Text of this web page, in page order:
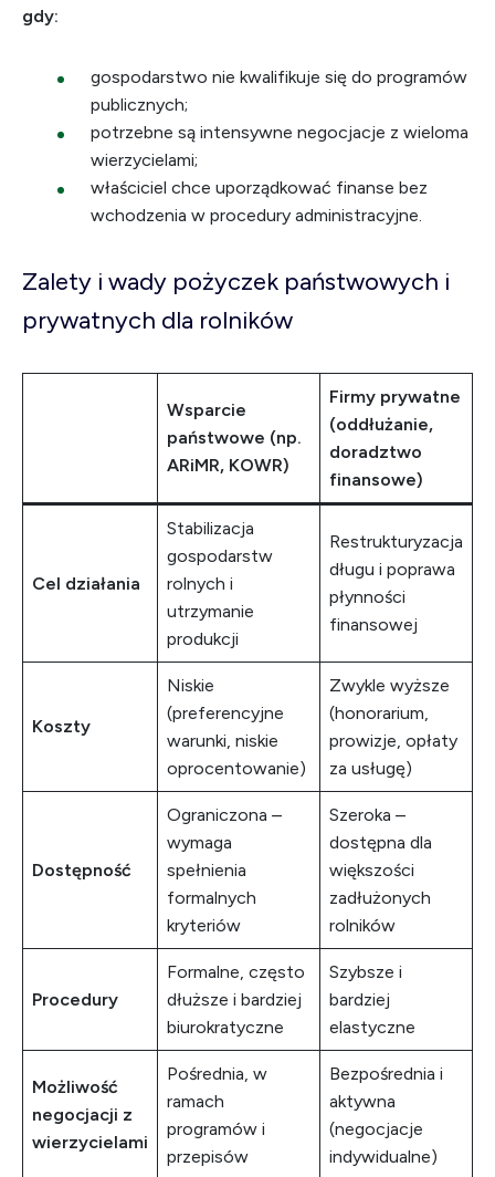
gdy:
gospodarstwo nie kwalifikuje się do programów
publicznych;
potrzebne są intensywne negocjacje z wieloma
wierzycielami;
właściciel chce uporządkować finanse bez
wchodzenia w procedury administracyjne.
Zalety i wady pożyczek państwowych i
prywatnych dla rolników
Wsparcie
państwowe (np.
ARiMR, KOWR)
Firmy prywatne
(oddłużanie,
doradztwo
finansowe)
Cel działania
Stabilizacja
gospodarstw
rolnych i
utrzymanie
produkcji
Restrukturyzacja
długu i poprawa
płynności
finansowej
Koszty
Niskie
(preferencyjne
warunki, niskie
oprocentowanie)
Zwykle wyższe
(honorarium,
prowizje, opłaty
za usługę)
Dostępność
Ograniczona –
wymaga
spełnienia
formalnych
kryteriów
Szeroka –
dostępna dla
większości
zadłużonych
rolników
Procedury
Formalne, często
dłuższe i bardziej
biurokratyczne
Szybsze i
bardziej
elastyczne
Możliwość
negocjacji z
wierzycielami
Pośrednia, w
ramach
programów i
przepisów
Bezpośrednia i
aktywna
(negocjacje
indywidualne)